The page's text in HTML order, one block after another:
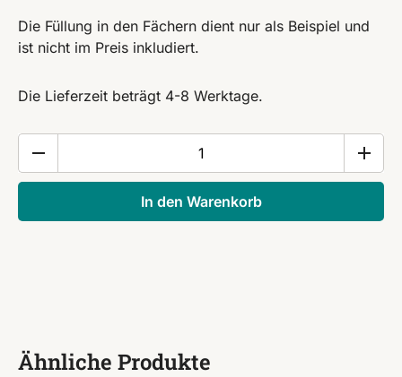
Die Füllung in den Fächern dient nur als Beispiel und
ist nicht im Preis inkludiert.
Die Lieferzeit beträgt 4-8 Werktage.
In den Warenkorb
Ähnliche Produkte